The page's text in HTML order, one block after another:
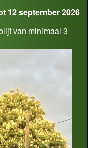
12 september 2026
van minimaal 3